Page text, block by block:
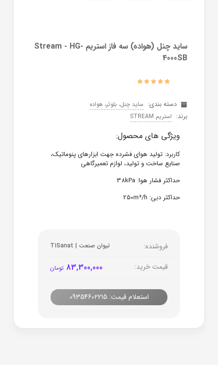
ساید چنل (هواده) سه فاز استریم Stream - HG-
4000SB
دسته بندی: ساید چنل، بلوئر، هواده
برند: استریم STREAM
ویژگی های محصول:
کاربرد: تولید هوای فشرده جهت ابزارهای پنوماتیک،
صنایع ساخت و تولید، لوازم تعمیرگاهی
حداکثر فشار هوا: 38kPa
حداکثر دبی: 250m³/h
فروشنده: تیوان صنعت | T1Sanat
قیمت خرید: 83,300,000 تومان
استعلام قیمت: 09354602215